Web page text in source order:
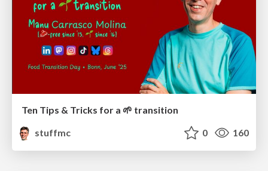
Ten Tips & Tricks for a 🌱 transition
stuffmc
0 160